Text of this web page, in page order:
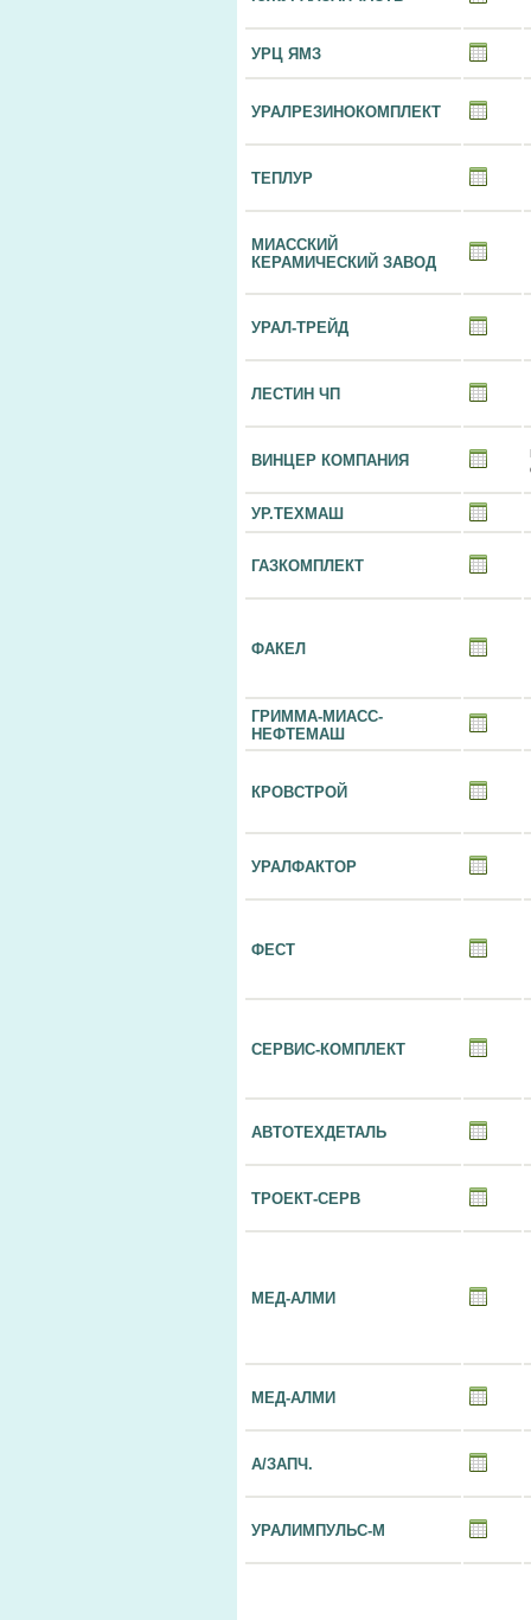
УРЦ ЯМЗ
УРАЛРЕЗИНОКОМПЛЕКТ
ТЕПЛУР
МИАССКИЙ
КЕРАМИЧЕСКИЙ ЗАВОД
УРАЛ-ТРЕЙД
ЛЕСТИН ЧП
ВИНЦЕР КОМПАНИЯ
УР.ТЕХМАШ
ГАЗКОМПЛЕКТ
ФАКЕЛ
ГРИММА-МИАСС-
НЕФТЕМАШ
КРОВСТРОЙ
УРАЛФАКТОР
ФЕСТ
СЕРВИС-КОМПЛЕКТ
АВТОТЕХДЕТАЛЬ
ТРОЕКТ-СЕРВ
МЕД-АЛМИ
МЕД-АЛМИ
А/ЗАПЧ.
УРАЛИМПУЛЬС-М